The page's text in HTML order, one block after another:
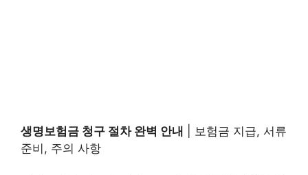
생명보험금 청구 절차 완벽 안내
| 보험금 지급, 서류
준비, 주의 사항